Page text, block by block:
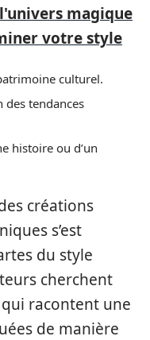
magique
votre style
culturel.
des tendances
histoire ou d’un
créations
s’est
du style
cherchent
racontent une
de manière